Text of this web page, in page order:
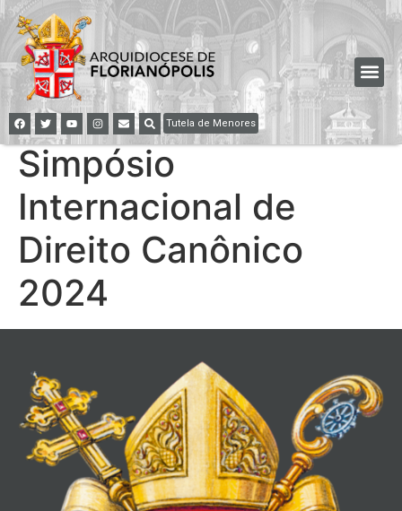
Tutela de Menores
Simpósio
Internacional de
Direito Canônico
2024